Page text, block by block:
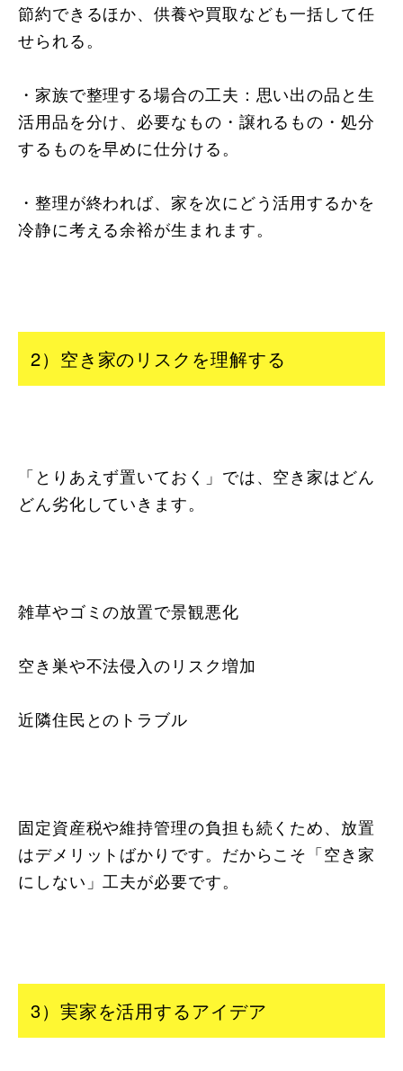
節約できるほか、供養や買取なども一括して任
せられる。
・家族で整理する場合の工夫：思い出の品と生
活用品を分け、必要なもの・譲れるもの・処分
するものを早めに仕分ける。
・整理が終われば、家を次にどう活用するかを
冷静に考える余裕が生まれます。
2）空き家のリスクを理解する
「とりあえず置いておく」では、空き家はどん
どん劣化していきます。
雑草やゴミの放置で景観悪化
空き巣や不法侵入のリスク増加
近隣住民とのトラブル
固定資産税や維持管理の負担も続くため、放置
はデメリットばかりです。だからこそ「空き家
にしない」工夫が必要です。
3）実家を活用するアイデア